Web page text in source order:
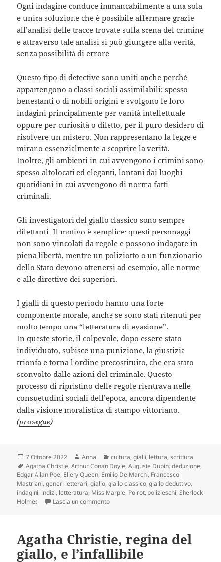
Ogni indagine conduce immancabilmente a una sola
e unica soluzione che è possibile affermare grazie
all’analisi delle tracce trovate sulla scena del crimine
e attraverso tale analisi si può giungere alla verità,
senza possibilità di errore.
Questo tipo di detective sono uniti anche perché
appartengono a classi sociali assimilabili: spesso
benestanti o di nobili origini e svolgono le loro
indagini principalmente per vanità intellettuale
oppure per curiosità o diletto, per il puro desidero di
risolvere un mistero. Non rappresentano la legge e
mirano essenzialmente a scoprire la verità.
Inoltre, gli ambienti in cui avvengono i crimini sono
spesso altolocati ed eleganti, lontani dai luoghi
quotidiani in cui avvengono di norma fatti
criminali.
Gli investigatori del giallo classico sono sempre
dilettanti. Il motivo è semplice: questi personaggi
non sono vincolati da regole e possono indagare in
piena libertà, mentre un poliziotto o un funzionario
dello Stato devono attenersi ad esempio, alle norme
e alle direttive dei superiori.
I gialli di questo periodo hanno una forte
componente morale, anche se sono stati ritenuti per
molto tempo una “letteratura di evasione”.
In queste storie, il colpevole, dopo essere stato
individuato, subisce una punizione, la giustizia
trionfa e torna l’ordine precostituito, che era stato
sconvolto dalle azioni del criminale. Questo
processo di ripristino delle regole rientrava nelle
consuetudini sociali dell’epoca, ancora dipendente
dalla visione moralistica di stampo vittoriano.
(prosegue)
Scritto
il
7 Ottobre 2022 Autore
Anna Categorie
cultura,gialli, lettura,scrittura
Tag
Agatha Christie,Arthur Conan Doyle,Auguste Dupin,deduzione,
Edgar Allan Poe, Ellery Queen, Emilio De Marchi, Francesco
Mastriani,generi letterari,giallo,giallo classico,giallo deduttivo,
indagini, indizi, letteratura, Miss Marple, Poirot, polizieschi,Sherlock
Holmes
Lascia un commentosu Giallo: storia di un genere letterario
Agatha Christie, regina del
giallo, e l’infallibile